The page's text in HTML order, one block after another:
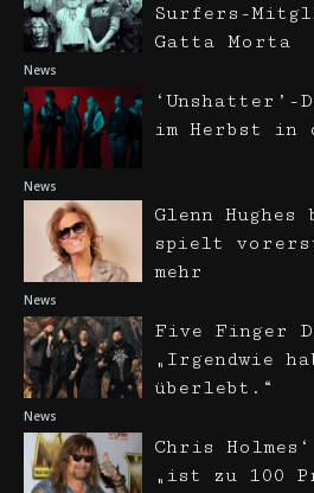
News
Surfers-
Gatta Morta
News
‘Unshatter’-
im Herbst in
News
Glenn Hughes
spielt
mehr
News
Five Finger
„Irgendwie
überlebt.“
Chris
„ist zu 100